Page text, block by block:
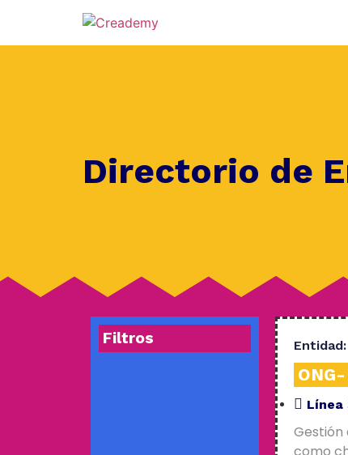
Directorio de
Filtros Entidad:
Línea
Gestión